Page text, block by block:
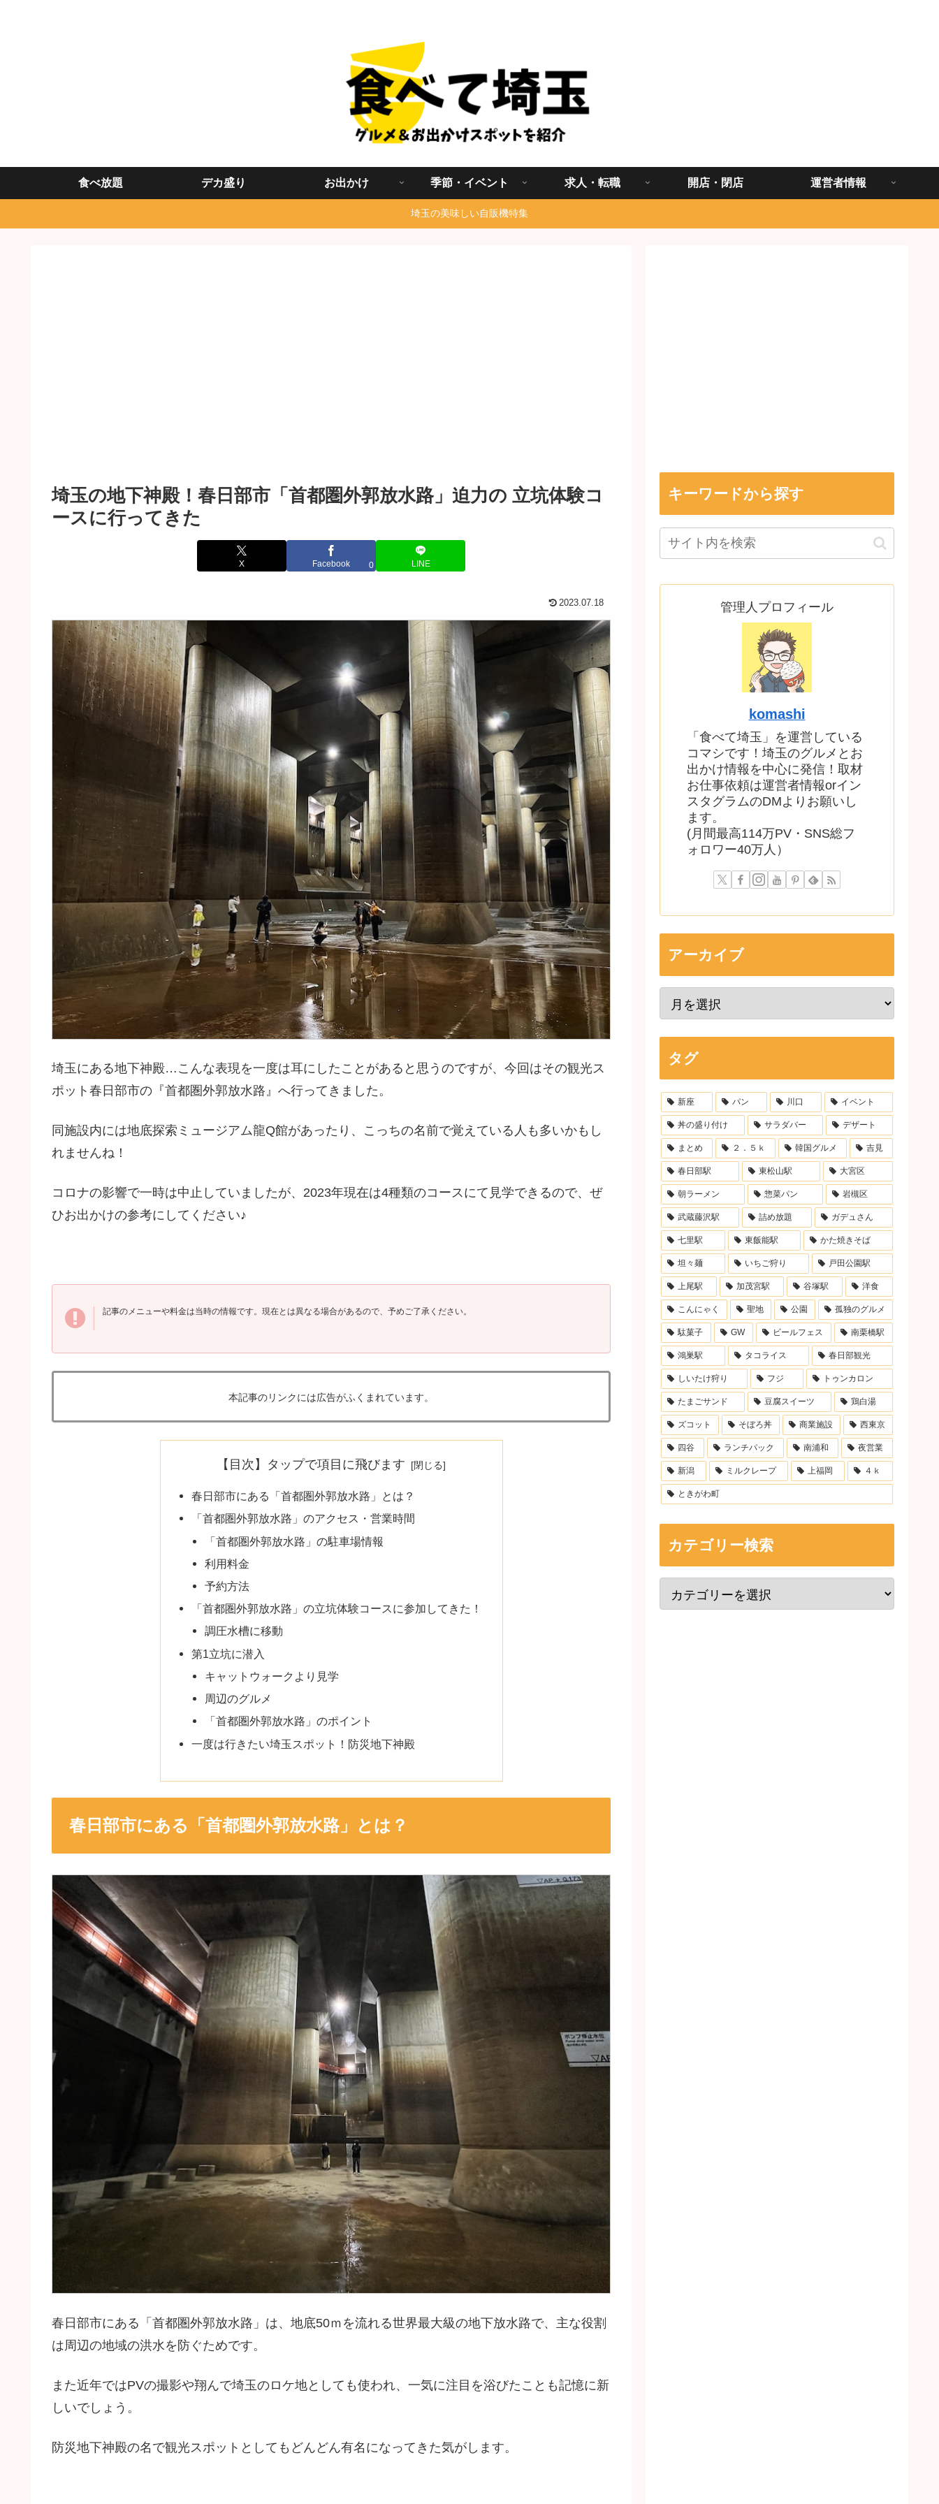
食べ放題 デカ盛り お出かけ 季節・イベント 求人・転職 開店・閉店 運営者情報
埼玉の美味しい自販機特集
埼玉の地下神殿！春日部市「首都圏外郭放水路」迫力の 立坑体験コ
ースに行ってきた
X Facebook 0 LINE
2023.07.18
埼玉にある地下神殿…こんな表現を一度は耳にしたことがあると思うのですが、今回はその観光ス
ポット春日部市の『首都圏外郭放水路』へ行ってきました。
同施設内には地底探索ミュージアム龍Q館があったり、こっちの名前で覚えている人も多いかもし
れませんね！
コロナの影響で一時は中止していましたが、2023年現在は4種類のコースにて見学できるので、ぜ
ひお出かけの参考にしてください♪
記事のメニューや料金は当時の情報です。現在とは異なる場合があるので、予めご了承ください。
本記事のリンクには広告がふくまれています。
【目次】タップで項目に飛びます
春日部市にある「首都圏外郭放水路」とは？
「首都圏外郭放水路」のアクセス・営業時間
「首都圏外郭放水路」の駐車場情報
利用料金
予約方法
「首都圏外郭放水路」の立坑体験コースに参加してきた！
調圧水槽に移動
第1立坑に潜入
キャットウォークより見学
周辺のグルメ
「首都圏外郭放水路」のポイント
一度は行きたい埼玉スポット！防災地下神殿
春日部市にある「首都圏外郭放水路」とは？
春日部市にある「首都圏外郭放水路」は、地底50ｍを流れる世界最大級の地下放水路で、主な役割
は周辺の地域の洪水を防ぐためです。
また近年ではPVの撮影や翔んで埼玉のロケ地としても使われ、一気に注目を浴びたことも記憶に新
しいでしょう。
防災地下神殿の名で観光スポットとしてもどんどん有名になってきた気がします。
キーワードから探す
管理人プロフィール
komashi
「食べて埼玉」を運営している
コマシです！埼玉のグルメとお
出かけ情報を中心に発信！取材
お仕事依頼は運営者情報orイン
スタグラムのDMよりお願いし
ます。
(月間最高114万PV・SNS総フ
ォロワー40万人）
アーカイブ
タグ
新座 パン 川口 イベント
丼の盛り付け サラダバー デザート
まとめ ２．５ｋ 韓国グルメ 吉見
春日部駅 東松山駅 大宮区
朝ラーメン 惣菜パン 岩槻区
武蔵藤沢駅 詰め放題 ガデュさん
七里駅 東飯能駅 かた焼きそば
坦々麺 いちご狩り 戸田公園駅
上尾駅 加茂宮駅 谷塚駅 洋食
こんにゃく 聖地 公園 孤独のグルメ
駄菓子 GW ビールフェス 南栗橋駅
鴻巣駅 タコライス 春日部観光
しいたけ狩り フジ トゥンカロン
たまごサンド 豆腐スイーツ 鶏白湯
ズコット そぼろ丼 商業施設 西東京
四谷 ランチパック 南浦和 夜営業
新潟 ミルクレープ 上福岡 ４ｋ
ときがわ町
カテゴリー検索